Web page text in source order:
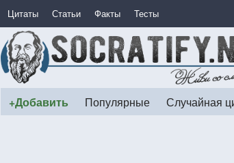
Цитаты Статьи Факты Тесты
+Добавить Популярные Случайная